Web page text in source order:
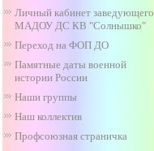
Личный кабинет заведующего
МАДОУ ДС КВ "Солнышко"
Переход на ФОП ДО
Памятные даты военной
истории России
Наши группы
Наш коллектив
Профсоюзная страничка